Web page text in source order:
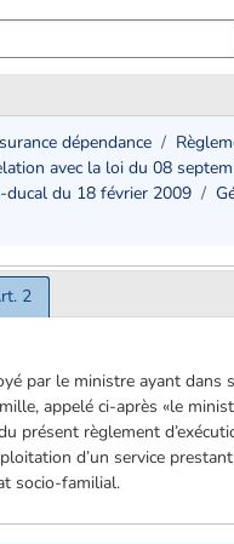
dépendance
avec la loi du 08
ducal du 18 février 2009
2
par le ministre ayant dans
appelé ci-après «le
présent règlement
d’un service
socio-familial.